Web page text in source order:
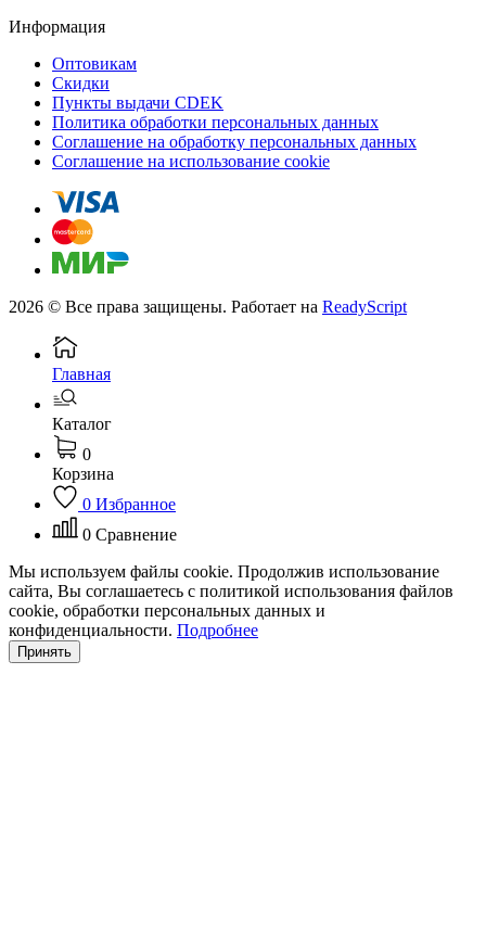
Информация
Оптовикам
Скидки
Пункты выдачи CDEK
Политика обработки персональных данных
Соглашение на обработку персональных данных
Соглашение на использование cookie
2026 © Все права защищены. Работает на ReadyScript
Главная
Каталог
0
Корзина
0 Избранное
0 Сравнение
Мы используем файлы cookie. Продолжив использование
сайта, Вы соглашаетесь с политикой использования файлов
cookie, обработки персональных данных и
конфиденциальности. Подробнее
Принять